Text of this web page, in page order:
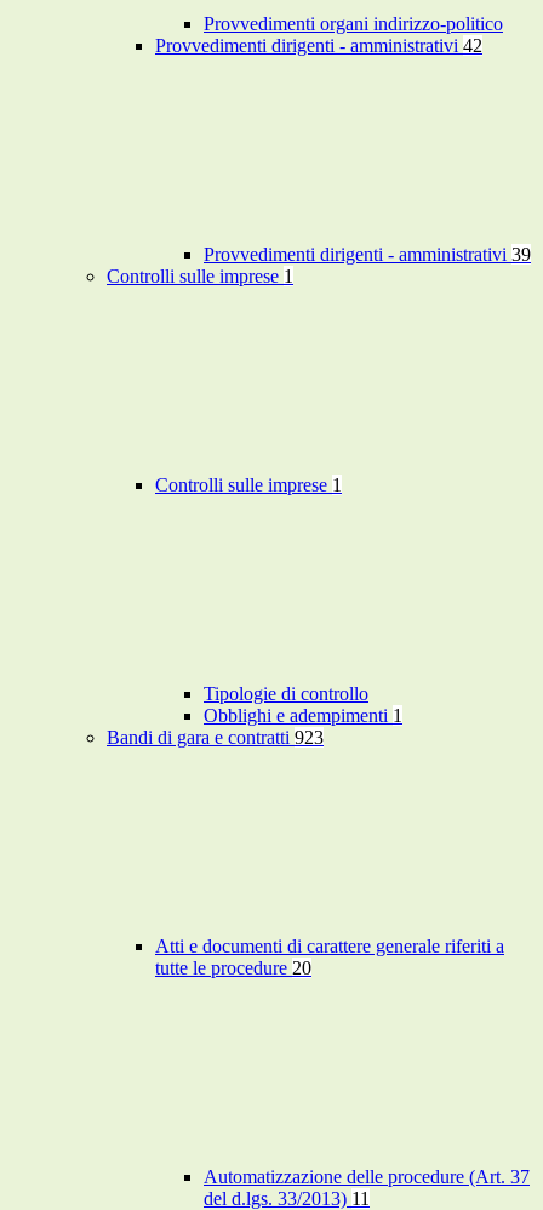
Provvedimenti organi indirizzo-politico
Provvedimenti dirigenti - amministrativi 42
Provvedimenti dirigenti - amministrativi 39
Controlli sulle imprese 1
Controlli sulle imprese 1
Tipologie di controllo
Obblighi e adempimenti 1
Bandi di gara e contratti 923
Atti e documenti di carattere generale riferiti a
tutte le procedure 20
Automatizzazione delle procedure (Art. 37
del d.lgs. 33/2013) 11